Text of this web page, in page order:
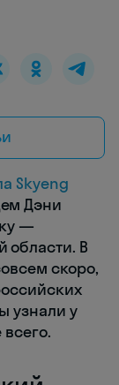
Skyeng
Дэни
—
области. В
скоро,
узнали у